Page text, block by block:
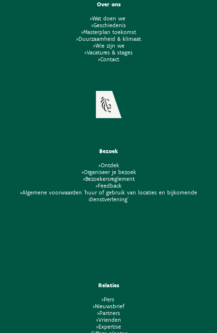
Over ons
>Wat doen we
>Geschiedenis
>Masterplan toekomst
>Duurzaamheid & klimaat
>Wie zijn we
>Vacatures & stages
>Contact
Bezoek
>Ontdek
>Organiseer je bezoek
>Bezoekersreglement
>Feedback
>Algemene voorwaarden 'huur of gebruik van locaties en bijkomende
dienstverlening'
Relaties
>Pers
>Nieuwsbrief
>Partners
>Vrienden
>Expertise